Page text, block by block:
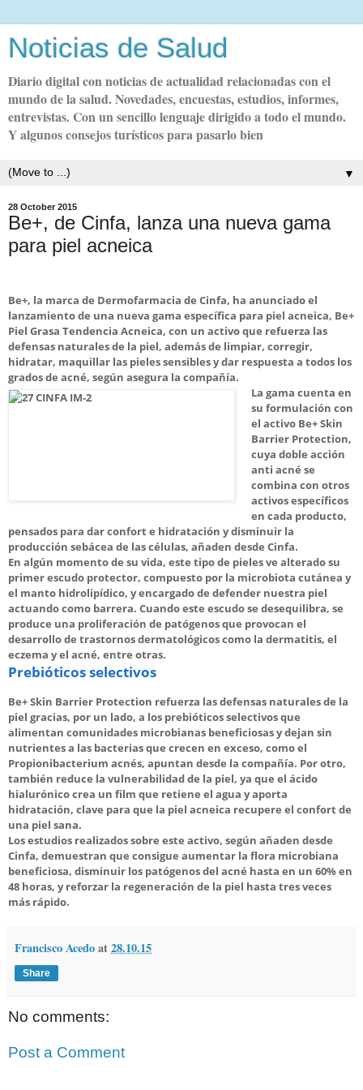
Noticias de Salud
Diario digital con noticias de actualidad relacionadas con el
mundo de la salud. Novedades, encuestas, estudios, informes,
entrevistas. Con un sencillo lenguaje dirigido a todo el mundo.
Y algunos consejos turísticos para pasarlo bien
▼
28 October 2015
Be+, de Cinfa, lanza una nueva gama
para piel acneica
Be+, la marca de Dermofarmacia de Cinfa, ha anunciado el
lanzamiento de una nueva gama específica para piel acneica, Be+
Piel Grasa Tendencia Acneica, con un activo que refuerza las
defensas naturales de la piel, además de limpiar, corregir,
hidratar, maquillar las pieles sensibles y dar respuesta a todos los
grados de acné, según asegura la compañía.
La gama cuenta en
su formulación con
el activo Be+ Skin
Barrier Protection,
cuya doble acción
anti acné se
combina con otros
activos específicos
en cada producto,
pensados para dar confort e hidratación y disminuir la
producción sebácea de las células, añaden desde Cinfa.
En algún momento de su vida, este tipo de pieles ve alterado su
primer escudo protector, compuesto por la microbiota cutánea y
el manto hidrolipídico, y encargado de defender nuestra piel
actuando como barrera. Cuando este escudo se desequilibra, se
produce una proliferación de patógenos que provocan el
desarrollo de trastornos dermatológicos como la dermatitis, el
eczema y el acné, entre otras.
Prebióticos selectivos
Be+ Skin Barrier Protection refuerza las defensas naturales de la
piel gracias, por un lado, a los prebióticos selectivos que
alimentan comunidades microbianas beneficiosas y dejan sin
nutrientes a las bacterias que crecen en exceso, como el
Propionibacterium acnés, apuntan desde la compañía. Por otro,
también reduce la vulnerabilidad de la piel, ya que el ácido
hialurónico crea un film que retiene el agua y aporta
hidratación, clave para que la piel acneica recupere el confort de
una piel sana.
Los estudios realizados sobre este activo, según añaden desde
Cinfa, demuestran que consigue aumentar la flora microbiana
beneficiosa, disminuir los patógenos del acné hasta en un 60% en
48 horas, y reforzar la regeneración de la piel hasta tres veces
más rápido.
Francisco Acedoat28.10.15
Share
No comments:
Post a Comment